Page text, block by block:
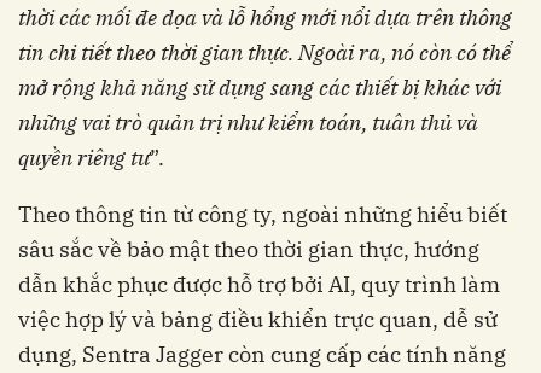
thời các mối đe dọa và lỗ hổng mới nổi dựa trên thông
tin chi tiết theo thời gian thực. Ngoài ra, nó còn có thể
mở rộng khả năng sử dụng sang các thiết bị khác với
những vai trò quản trị như kiểm toán, tuân thủ và
quyền riêng tư”.
Theo thông tin từ công ty, ngoài những hiểu biết
sâu sắc về bảo mật theo thời gian thực, hướng
dẫn khắc phục được hỗ trợ bởi AI, quy trình làm
việc hợp lý và bảng điều khiển trực quan, dễ sử
dụng, Sentra Jagger còn cung cấp các tính năng